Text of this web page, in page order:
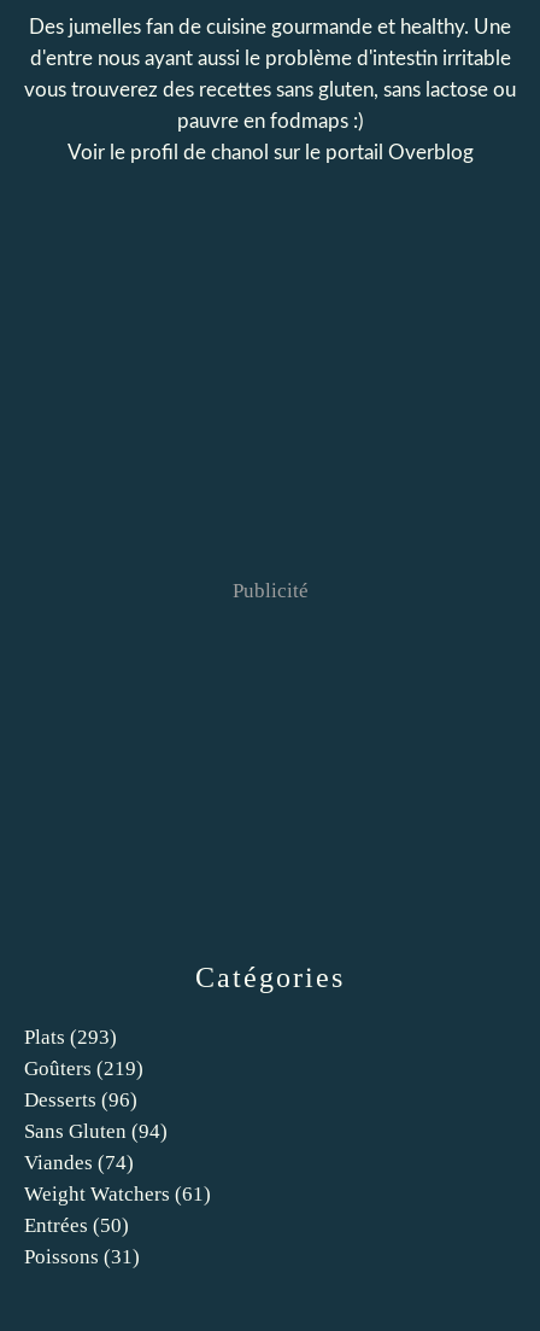
Catégories
Plats (293)
Goûters (219)
Desserts (96)
Sans Gluten (94)
Viandes (74)
Weight Watchers (61)
Entrées (50)
Poissons (31)
Des jumelles fan de cuisine gourmande et healthy. Une
d'entre nous ayant aussi le problème d'intestin irritable
vous trouverez des recettes sans gluten, sans lactose ou
pauvre en fodmaps :)
Voir le profil de chanol sur le portail Overblog
Publicité